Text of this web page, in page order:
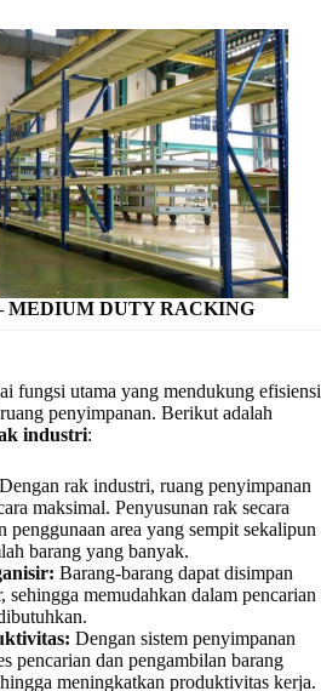
MEDIUM DUTY RACKING
fungsi utama yang mendukung efisiensi
penyimpanan. Berikut adalah
industri:
Dengan rak industri, ruang penyimpanan
maksimal. Penyusunan rak secara
area yang sempit sekalipun
barang yang banyak.
Barang-barang dapat disimpan
sehingga memudahkan dalam pencarian
Dengan sistem penyimpanan
pencarian dan pengambilan barang
meningkatkan produktivitas kerja.